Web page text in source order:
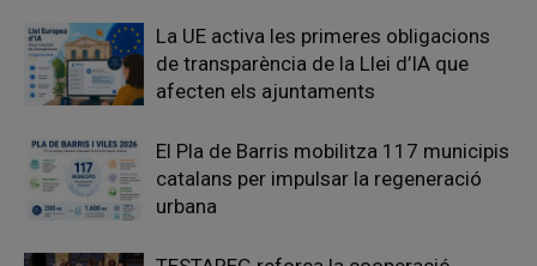
La UE activa les primeres obligacions
de transparència de la Llei d’IA que
afecten els ajuntaments
El Pla de Barris mobilitza 117 municipis
catalans per impulsar la regeneració
urbana